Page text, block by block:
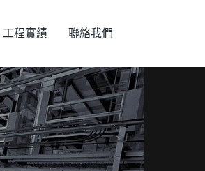
工程實績 聯絡我們